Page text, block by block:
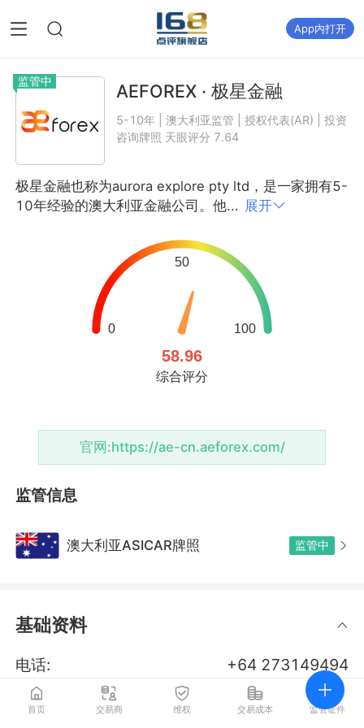
App内打开
监管中 AEFOREX · 极星金融
5-10年 | 澳大利亚监管 | 授权代表(AR) | 投资
咨询牌照 天眼评分 7.64
极星金融也称为aurora explore pty ltd，是一家拥有5-
10年经验的澳大利亚金融公司。他... 展开
官网:https://ae-cn.aeforex.com/
监管信息
澳大利亚ASICAR牌照 监管中
基础资料
电话:
+64 273149494
邮箱:
info@aeforex.com
首页 交易商 维权 交易成本 监管证件